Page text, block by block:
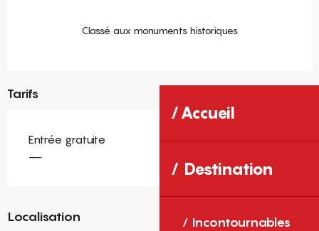
Accueil
Destination
Incontournables
Classé aux monuments historiques
Tarifs
Entrée gratuite
—
Localisation